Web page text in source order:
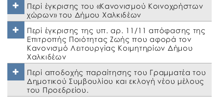
Περί έγκρισης του «Κανονισμού Κοινοχρήστων
χώρων» του Δήμου Χαλκιδέων
Περί έγκρισης της υπ. αρ. 11/11 απόφασης της
Επιτροπής Ποιότητας Ζωής που αφορά τον
Κανονισμό Λειτουργίας Κοιμητηρίων Δήμου
Χαλκιδέων
Περί αποδοχής παραίτησης του Γραμματέα του
Δημοτικού Συμβουλίου και εκλογή νέου μέλους
του Προεδρείου.